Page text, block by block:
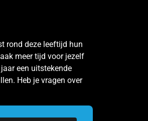
rond deze leeftijd hun
meer tijd voor jezelf
een uitstekende
Heb je vragen over